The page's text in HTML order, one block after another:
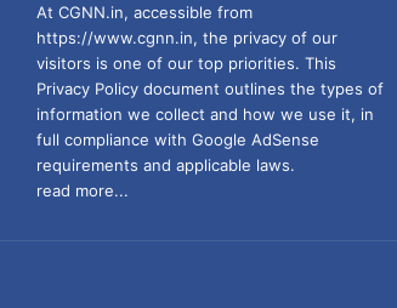
At CGNN.in, accessible from
https://www.cgnn.in, the privacy of our
visitors is one of our top priorities. This
Privacy Policy document outlines the types of
information we collect and how we use it, in
full compliance with Google AdSense
requirements and applicable laws.
read more...